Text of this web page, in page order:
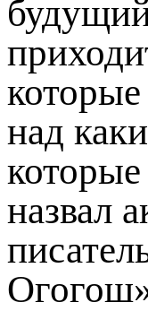
над
назвал